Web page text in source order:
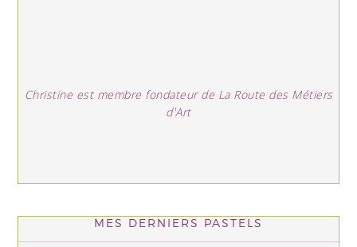
Christine est membre fondateur de La Route des Métiers
d'Art
MES DERNIERS PASTELS